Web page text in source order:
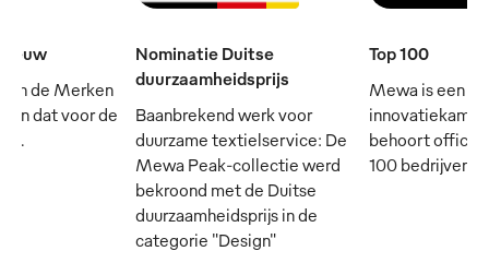
eeuw
de Merken
en dat voor de
rij.
Nominatie Duitse
duurzaamheidsprijs
Baanbrekend werk voor
duurzame textielservice: De
Mewa Peak-collectie werd
bekroond met de Duitse
duurzaamheidsprijs in de
categorie "Design"
Top 100
Mewa is een
behoort
100 bedrijven